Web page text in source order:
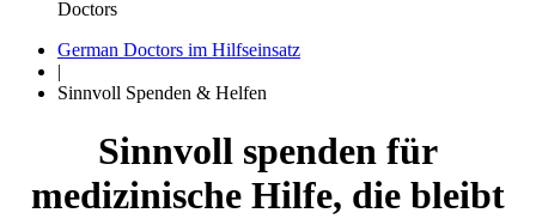
German Doctors im Hilfseinsatz
|
Sinnvoll Spenden & Helfen
Sinnvoll spenden für
medizinische Hilfe, die bleibt